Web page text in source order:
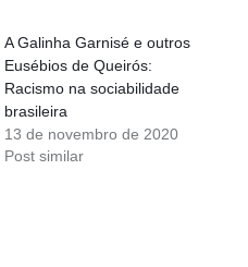
A Galinha Garnisé e outros
Eusébios de Queirós:
Racismo na sociabilidade
brasileira
13 de novembro de 2020
Post similar